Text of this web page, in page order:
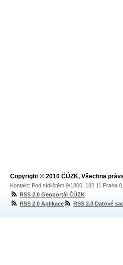
Copyright © 2010 ČÚZK, Všechna
Kontakt: Pod sídlištěm 9/1800, 182 11 Praha
RSS 2.0 Geoportál ČÚZK
RSS 2.0 Aplikace
RSS 2.0 Datové